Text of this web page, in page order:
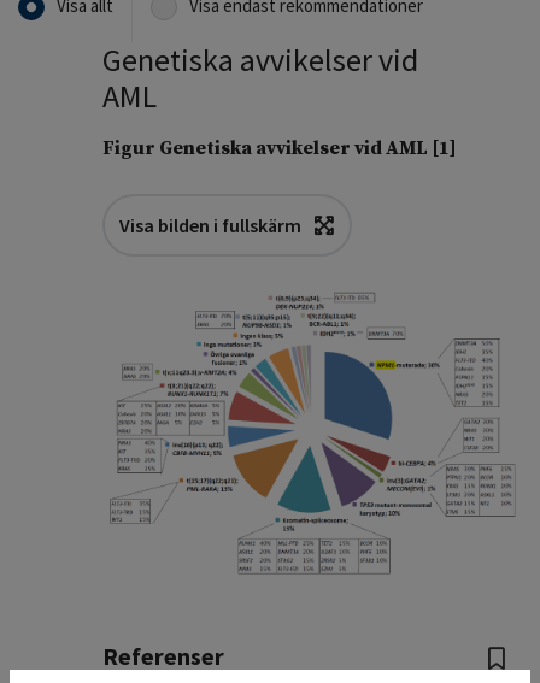
Visa allt Visa endast rekommendationer
Genetiska avvikelser vid
AML
Figur Genetiska avvikelser vid AML [1]
Visa bilden i fullskärm
Referenser